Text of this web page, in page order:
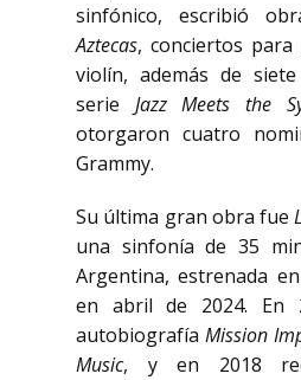
sinfónico, escribió
Aztecas, conciertos
violín, además de
serie Jazz Meets the
otorgaron cuatro
Grammy.
Su última gran obra fue
una sinfonía de 35
Argentina, estrenada
en abril de 2024. En
autobiografíaMission
Music, y en 2018